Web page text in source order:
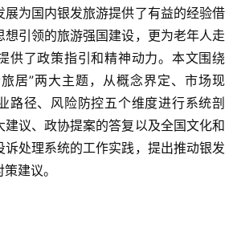
展为国内银发旅游提供了有益的经验借
引领的旅游强国建设，更为老年人走
供了政策指引和精神动力。本文围绕
居”两大主题，从概念界定、市场现
路径、风险防控五个维度进行系统剖
议、政协提案的答复以及全国文化和
处理系统的工作实践，提出推动银发
建议。